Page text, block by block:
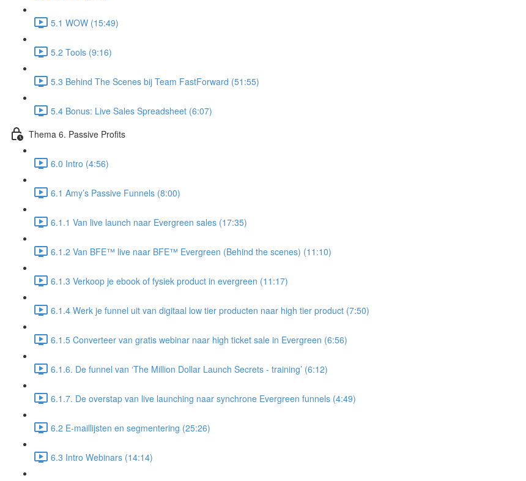
5.1 WOW (15:49)
5.2 Tools (9:16)
5.3 Behind The Scenes bij Team FastForward (51:55)
5.4 Bonus: Live Sales Spreadsheet (6:07)
Thema 6. Passive Profits
6.0 Intro (4:56)
6.1 Amy’s Passive Funnels (8:00)
6.1.1 Van live launch naar Evergreen sales (17:35)
6.1.2 Van BFE™ live naar BFE™ Evergreen (Behind the scenes) (11:10)
6.1.3 Verkoop je ebook of fysiek product in evergreen (11:17)
6.1.4 Werk je funnel uit van digitaal low tier producten naar high tier product (7:50)
6.1.5 Converteer van gratis webinar naar high ticket sale in Evergreen (6:56)
6.1.6. De funnel van ‘The Million Dollar Launch Secrets - training’ (6:12)
6.1.7. De overstap van live launching naar synchrone Evergreen funnels (4:49)
6.2 E-maillijsten en segmentering (25:26)
6.3 Intro Webinars (14:14)